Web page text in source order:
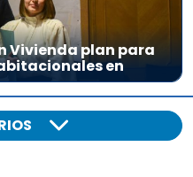
Vivienda plan para
en